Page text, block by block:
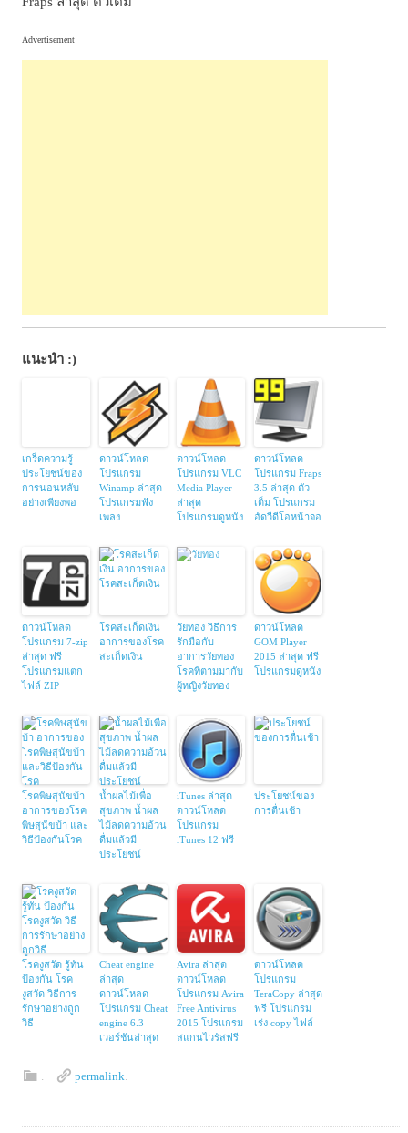
Advertisement
แนะนำ :)
เกร็ดความรู้
ประโยชน์ของ
การนอนหลับ
อย่างเพียงพอ
ดาวน์โหลด
โปรแกรม
Winamp ล่าสุด
โปรแกรมฟัง
เพลง
ดาวน์โหลด
โปรแกรม VLC
Media Player
ล่าสุด
โปรแกรมดูหนัง
ดาวน์โหลด
โปรแกรม Fraps
3.5 ล่าสุด ตัว
เต็ม โปรแกรม
อัดวีดีโอหน้าจอ
ดาวน์โหลด
โปรแกรม 7-zip
ล่าสุด ฟรี
โปรแกรมแตก
ไฟล์ ZIP
โรคสะเก็ดเงิน
อาการของโรค
สะเก็ดเงิน
วัยทอง วิธีการ
รักมือกับ
อาการวัยทอง
โรคที่ตามมากับ
ผู้หญิงวัยทอง
ดาวน์โหลด
GOM Player
2015 ล่าสุด ฟรี
โปรแกรมดูหนัง
โรคพิษสุนัขบ้า
อาการของโรค
พิษสุนัขบ้า และ
วิธีป้องกันโรค
น้ำผลไม้เพื่อ
สุขภาพ น้ำผล
ไม้ลดความอ้วน
ดื่มแล้วมี
ประโยชน์
iTunes ล่าสุด
ดาวน์โหลด
โปรแกรม
iTunes 12 ฟรี
ประโยชน์ของ
การตื่นเช้า
โรคงูสวัด รู้ทัน
ป้องกัน โรค
งูสวัด วิธีการ
รักษาอย่างถูก
วิธี
Cheat engine
ล่าสุด
ดาวน์โหลด
โปรแกรม Cheat
engine 6.3
เวอร์ชันล่าสุด
Avira ล่าสุด
ดาวน์โหลด
โปรแกรม Avira
Free Antivirus
2015 โปรแกรม
สแกนไวรัสฟรี
ดาวน์โหลด
โปรแกรม
TeraCopy ล่าสุด
ฟรี โปรแกรม
เร่ง copy ไฟล์
permalink